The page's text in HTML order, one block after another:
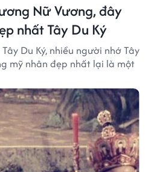
Nữ Vương, đây
nhất Tây Du Ký
Du Ký, nhiều người nhớ Tây
mỹ nhân đẹp nhất lại là một